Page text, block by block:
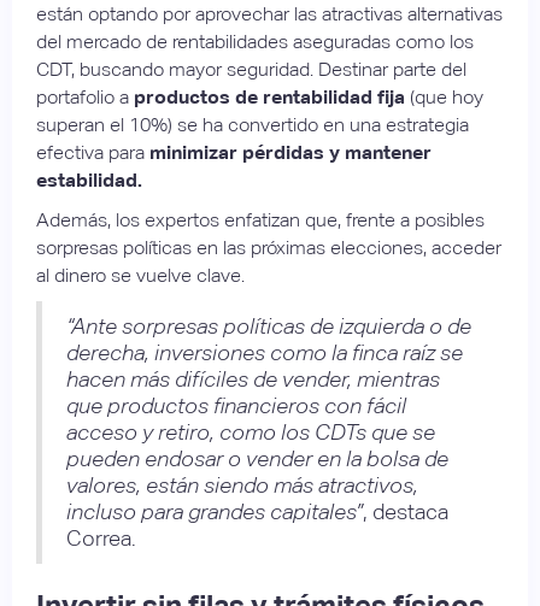
están optando por aprovechar las atractivas alternativas
del mercado de rentabilidades aseguradas como los
CDT, buscando mayor seguridad. Destinar parte del
portafolio a productos de rentabilidad fija (que hoy
superan el 10%) se ha convertido en una estrategia
efectiva para minimizar pérdidas y mantener
estabilidad.
Además, los expertos enfatizan que, frente a posibles
sorpresas políticas en las próximas elecciones, acceder
al dinero se vuelve clave.
“Ante sorpresas políticas de izquierda o de
derecha, inversiones como la finca raíz se
hacen más difíciles de vender, mientras
que productos financieros con fácil
acceso y retiro, como los CDTs que se
pueden endosar o vender en la bolsa de
valores, están siendo más atractivos,
incluso para grandes capitales”, destaca
Correa.